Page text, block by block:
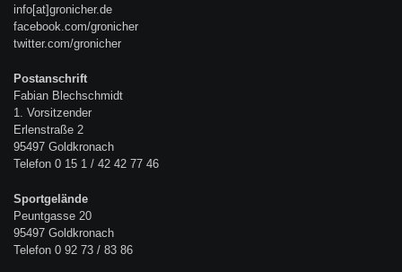
info[at]gronicher.de
facebook.com/gronicher
twitter.com/gronicher
Postanschrift
Fabian Blechschmidt
1. Vorsitzender
Erlenstraße 2
95497 Goldkronach
Telefon 0 15 1 / 42 42 77 46
Sportgelände
Peuntgasse 20
95497 Goldkronach
Telefon 0 92 73 / 83 86